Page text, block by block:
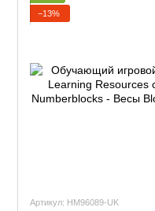
−13%
Артикул: HM96089-UK